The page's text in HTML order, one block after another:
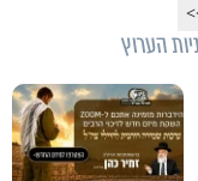
הערוץ